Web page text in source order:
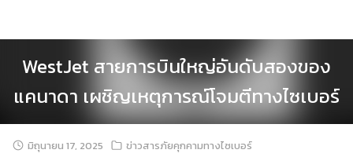
WestJet สายการบินใหญ่อันดับสองของ
แคนาดา เผชิญเหตุการณ์โจมตีทางไซเบอร์
มิถุนายน 17, 2025 ข่าวสารภัยคุกคามทางไซเบอร์